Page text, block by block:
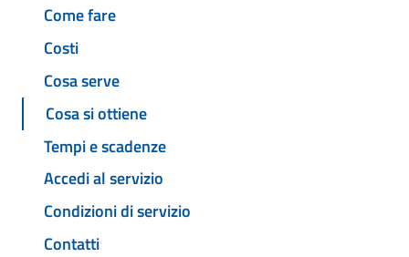
Come fare
Costi
Cosa serve
Cosa si ottiene
Tempi e scadenze
Accedi al servizio
Condizioni di servizio
Contatti